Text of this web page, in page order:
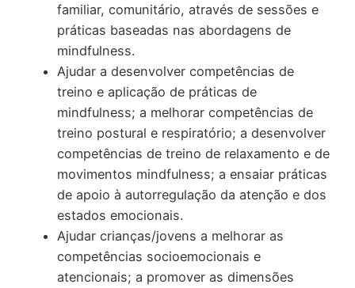
familiar, comunitário, através de sessões e
práticas baseadas nas abordagens de
mindfulness.
Ajudar a desenvolver competências de
treino e aplicação de práticas de
mindfulness; a melhorar competências de
treino postural e respiratório; a desenvolver
competências de treino de relaxamento e de
movimentos mindfulness; a ensaiar práticas
de apoio à autorregulação da atenção e dos
estados emocionais.
Ajudar crianças/jovens a melhorar as
competências socioemocionais e
atencionais; a promover as dimensões